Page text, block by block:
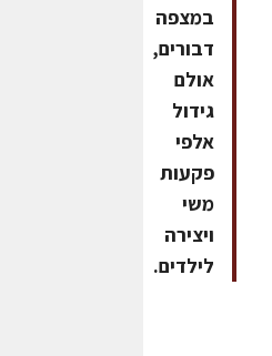
במצפה
דבורים,
אולם
גידול
אלפי
פקעות
משי
ויצירה
לילדים.